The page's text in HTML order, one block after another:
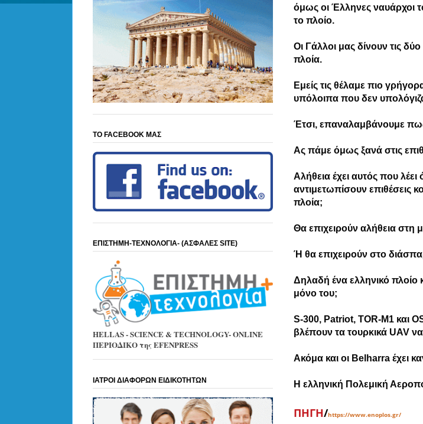
όμως οι Έλληνες ναυάρχοι
το πλοίο.
Oι Γάλλοι μας δίνουν τις
πλοία.
Εμείς τις θέλαμε πιο
υπόλοιπα που δεν
Έτσι, επαναλαμβάνουμε
Aς πάμε όμως ξανά στις
Αλήθεια έχει αυτός που
αντιμετωπίσουν επιθέσεις
πλοία;
Θα επιχειρούν αλήθεια στη
Ή θα επιχειρούν στο
Δηλαδή ένα ελληνικό
μόνο του;
S-300, Patriot, TOR-M1 και
βλέπουν τα τουρκικά UAV
Ακόμα και οι Belharra έχει
Η ελληνική Πολεμική
ΠΗΓΗ/https://www.enoplos.gr/
ΤΟ FACEBOOK ΜΑΣ
ΕΠΙΣΤΗΜΗ-ΤΕΧΝΟΛΟΓΙΑ- (ΑΣΦΑΛΕΣ SITE)
HELLAS - SCIENCE & TECHNOLOGY- ONLINE
ΠΕΡΙΟΔΙΚΟ της EFENPRESS
ΙΑΤΡΟΙ ΔΙΑΦΟΡΩΝ ΕΙΔΙΚΟΤΗΤΩΝ